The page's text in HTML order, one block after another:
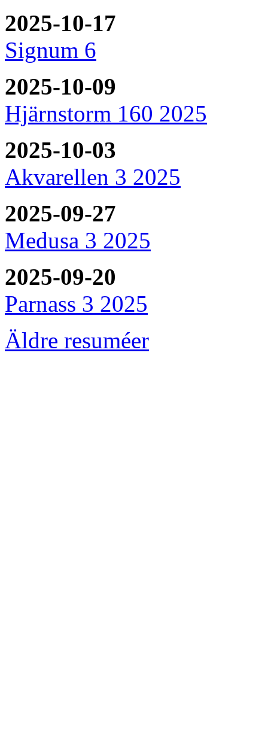
2025-10-17
Signum 6
2025-10-09
Hjärnstorm 160 2025
2025-10-03
Akvarellen 3 2025
2025-09-27
Medusa 3 2025
2025-09-20
Parnass 3 2025
Äldre resuméer